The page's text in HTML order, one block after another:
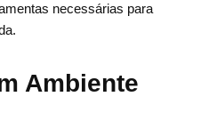
necessárias para
Ambiente